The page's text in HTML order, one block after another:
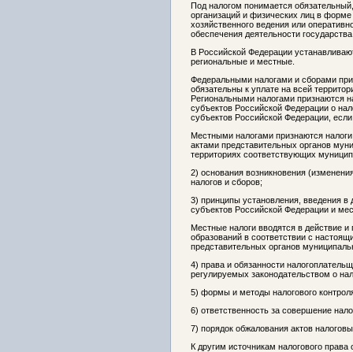
Под налогом понимается
организаций и физических лиц в
хозяйственного ведения или
обеспечения деятельности
В Российской Федерации
региональные и местные.
Федеральными налогами и сборами
обязательны к уплате на всей
Региональными налогами признаются
субъектов Российской Федерации о
субъектов Российской Федерации,
Местными налогами признаются
актами представительных органов
территориях соответствующих
2) основания возникновения
налогов и сборов;
3) принципы установления, введения в
субъектов Российской Федерации и
Местные налоги вводятся в действие
образований в соответствии с
представительных органов
4) права и обязанности
регулируемых законодательством о
5) формы и методы налогового
6) ответственность за совершение
7) порядок обжалования актов
К другим источникам налогового